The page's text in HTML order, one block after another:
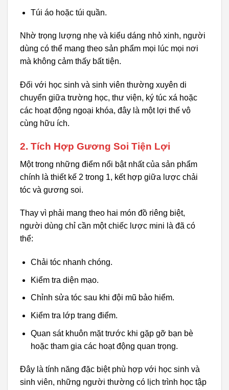
Túi áo hoặc túi quần.
Nhờ trọng lượng nhẹ và kiểu dáng nhỏ xinh, người
dùng có thể mang theo sản phẩm mọi lúc mọi nơi
mà không cảm thấy bất tiện.
Đối với học sinh và sinh viên thường xuyên di
chuyển giữa trường học, thư viện, ký túc xá hoặc
các hoạt động ngoại khóa, đây là một lợi thế vô
cùng hữu ích.
2. Tích Hợp Gương Soi Tiện Lợi
Một trong những điểm nổi bật nhất của sản phẩm
chính là thiết kế 2 trong 1, kết hợp giữa lược chải
tóc và gương soi.
Thay vì phải mang theo hai món đồ riêng biệt,
người dùng chỉ cần một chiếc lược mini là đã có
thể:
Chải tóc nhanh chóng.
Kiểm tra diện mạo.
Chỉnh sửa tóc sau khi đội mũ bảo hiểm.
Kiểm tra lớp trang điểm.
Quan sát khuôn mặt trước khi gặp gỡ bạn bè
hoặc tham gia các hoạt động quan trọng.
Đây là tính năng đặc biệt phù hợp với học sinh và
sinh viên, những người thường có lịch trình học tập